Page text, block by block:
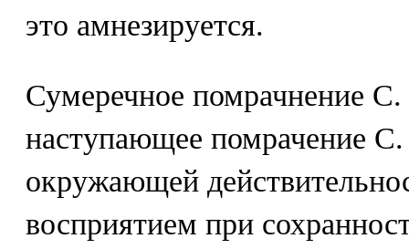
это амнезируется.
Сумеречное помрачнение С.
наступающее помрачение С.
окружающей
восприятием при